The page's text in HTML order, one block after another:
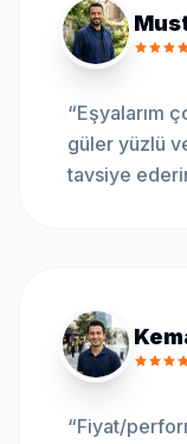
“Eşyalarım
güler yüzlü
tavsiye
“Fiyat/